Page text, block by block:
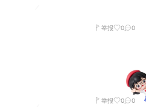
举报 0 0
举报 0 0